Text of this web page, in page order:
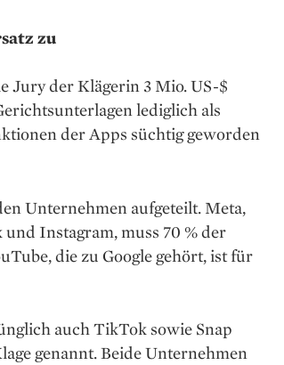
zu
Jury der Klägerin 3 Mio. US-$
lediglich als
der Apps süchtig geworden
Unternehmen aufgeteilt. Meta,
Instagram, muss 70 % der
die zu Google gehört, ist für
auch TikTok sowie Snap
genannt. Beide Unternehmen